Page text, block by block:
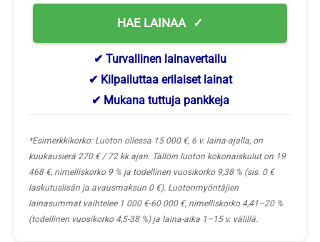
HAE LAINAA
✔ Turvallinen lainavertailu
✔ Kilpailuttaa erilaiset lainat
✔ Mukana tuttuja pankkeja
*Esimerkkikorko: Luoton ollessa 15 000 €, 6 v. laina-ajalla, on
kuukausierä 270 € / 72 kk ajan. Tällöin luoton kokonaiskulut on 19
468 €, nimelliskorko 9 % ja todellinen vuosikorko 9,38 % (sis. 0 €
laskutuslisän ja avausmaksun 0 €). Luotonmyöntäjien
lainasummat vaihtelee 1 000 €-60 000 €, nimelliskorko 4,41–20 %
(todellinen vuosikorko 4,5-38 %) ja laina-aika 1–15 v. välillä.